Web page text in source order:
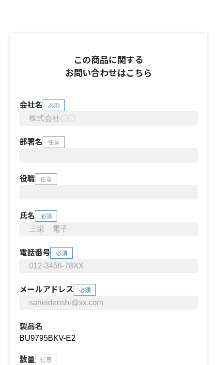
この商品に関する
お問い合わせはこちら
会社名 必須
部署名 任意
役職 任意
氏名 必須
電話番号 必須
メールアドレス 必須
製品名
数量 任意